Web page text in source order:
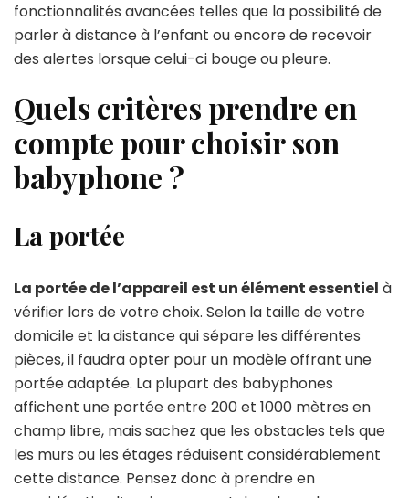
fonctionnalités avancées telles que la possibilité de
parler à distance à l’enfant ou encore de recevoir
des alertes lorsque celui-ci bouge ou pleure.
Quels critères prendre en
compte pour choisir son
babyphone ?
La portée
La portée de l’appareil est un élément essentiel à
vérifier lors de votre choix. Selon la taille de votre
domicile et la distance qui sépare les différentes
pièces, il faudra opter pour un modèle offrant une
portée adaptée. La plupart des babyphones
affichent une portée entre 200 et 1000 mètres en
champ libre, mais sachez que les obstacles tels que
les murs ou les étages réduisent considérablement
cette distance. Pensez donc à prendre en